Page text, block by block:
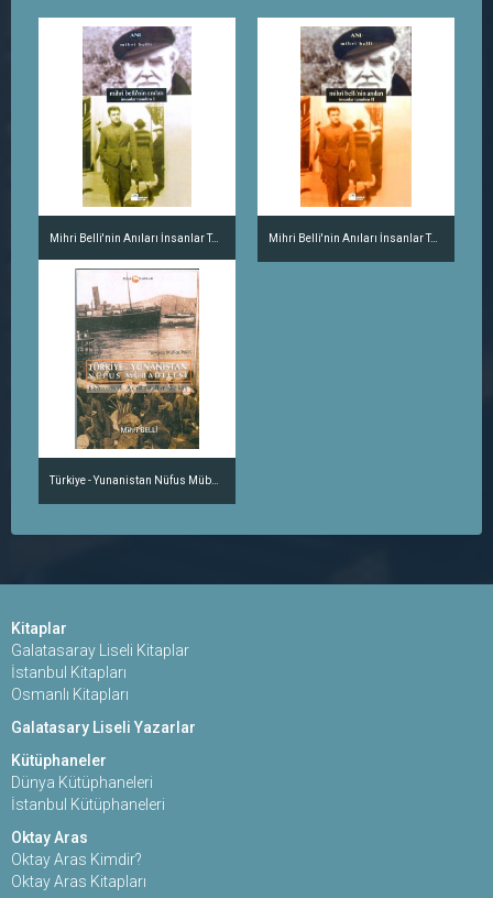
Mihri Belli'nin Anıları İnsanlar Tanıdım I Mihri Belli'nin Anıları İnsanlar Tanıdım II
Kitaplar
Galatasaray Liseli Kitaplar
İstanbul Kitapları
Osmanlı Kitapları
Galatasary Liseli Yazarlar
Kütüphaneler
Dünya Kütüphaneleri
İstanbul Kütüphaneleri
Oktay Aras
Oktay Aras Kimdir?
Oktay Aras Kitapları